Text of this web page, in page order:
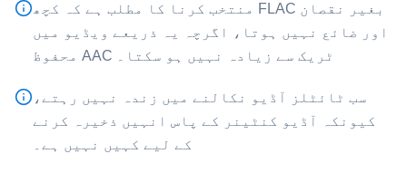
بغیر نقصان ⁦FLAC⁩ منتخب کرنا کا مطلب ہے کہ کچھ
اور ضائع نہیں ہوتا، اگرچہ یہ ذریعے ویڈیو میں
محفوظ AAC ٹریک سے زیادہ نہیں ہو سکتا۔
سب ٹائٹلز آڈیو نکالنے میں زندہ نہیں رہتے،
کیونکہ آڈیو کنٹینر کے پاس انہیں ذخیرہ کرنے
کے لیے کہیں نہیں ہے۔